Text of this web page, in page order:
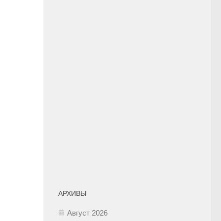
АРХИВЫ
Август 2026